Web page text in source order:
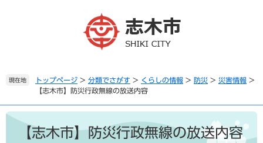
。
て
本
現在地 トップページ > 分類でさがす > くらしの情報 > 防災 > 災害情報 >
【志木市】防災行政無線の放送内容
本
【志木市】防災行政無線の放送内容